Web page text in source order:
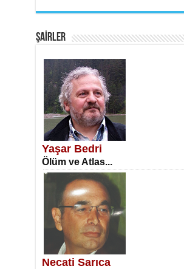
SATILMIŞ ÜMİT ÇETİNKAYA
Erkenlik...
NECLA DİLEK ARSLAN
Öğretmenler Günü Mahkemesi...
ŞAİRLER
Yaşar Bedri
Ölüm ve Atlas...
Necati Sarıca